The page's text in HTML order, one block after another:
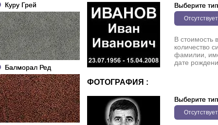
Куру Грей
Балморал Ред
Выберите тип
Отсутствует
В стоимость
количество
фамилии,
дате
ФОТОГРАФИЯ :
Выберите тип
Отсутствует